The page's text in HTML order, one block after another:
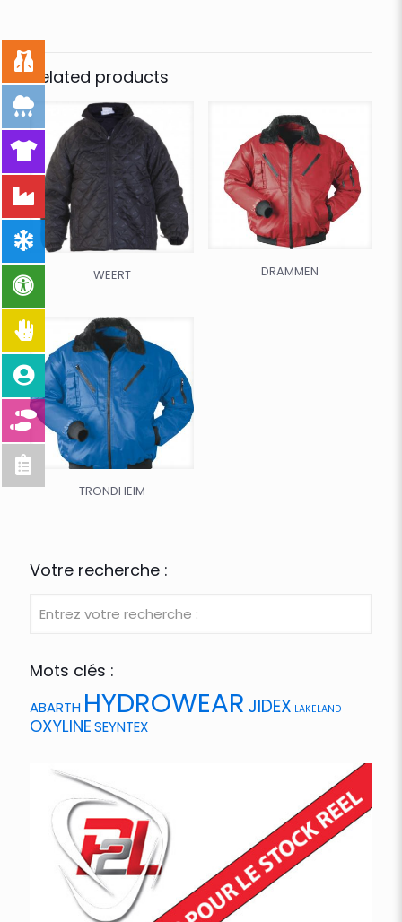
Related products
WEERT DRAMMEN
TRONDHEIM
Votre recherche :
Mots clés :
ABARTH HYDROWEAR JIDEX LAKELAND
OXYLINESEYNTEX